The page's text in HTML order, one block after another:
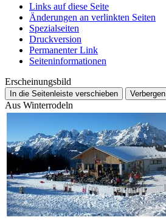
Links auf diese Seite
Änderungen an verlinkten Seiten
Spezialseiten
Druckversion
Permanenter Link
Seiten­­informationen
Erscheinungsbild
In die Seitenleiste verschieben Verbergen
Aus Winterrodeln